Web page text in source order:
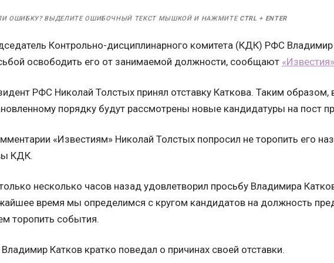
ОШИБКУ? ВЫДЕЛИТЕ ОШИБОЧНЫЙ ТЕКСТ МЫШКОЙ И НАЖМИТЕ CTRL + ENTER
Контрольно-дисциплинарного комитета (КДК) РФС Владимир
освободить его от занимаемой должности, сообщают «Известия»
РФС Николай Толстых принял отставку Каткова. Таким
порядку будут рассмотрены новые кандидатуры на пост
«Известиям» Николай Толстых попросил не торопить его
КДК.
несколько часов назад удовлетворил просьбу Владимира
время мы определимся с кругом кандидатов на должность
торопить события.
Катков кратко поведал о причинах своей отставки.